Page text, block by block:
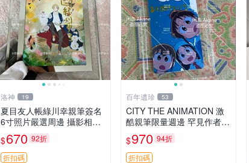
洛神 19
夏目友人帳綠川幸親筆簽名
6寸照片嚴選周邊 攝影相框
網路認證 夏目友人帳收藏
簽名照 6寸
$670 92折
折扣碼
百年遺珍 53
CITY THE ANIMATION 激
酷親筆限量週邊 罕見作者簽
名收藏 現代潮流擺飾 9x9c
m 專家推薦 國際珍藏款 周
邊 照片周邊 尺寸 收藏品
$970 94折
折扣碼